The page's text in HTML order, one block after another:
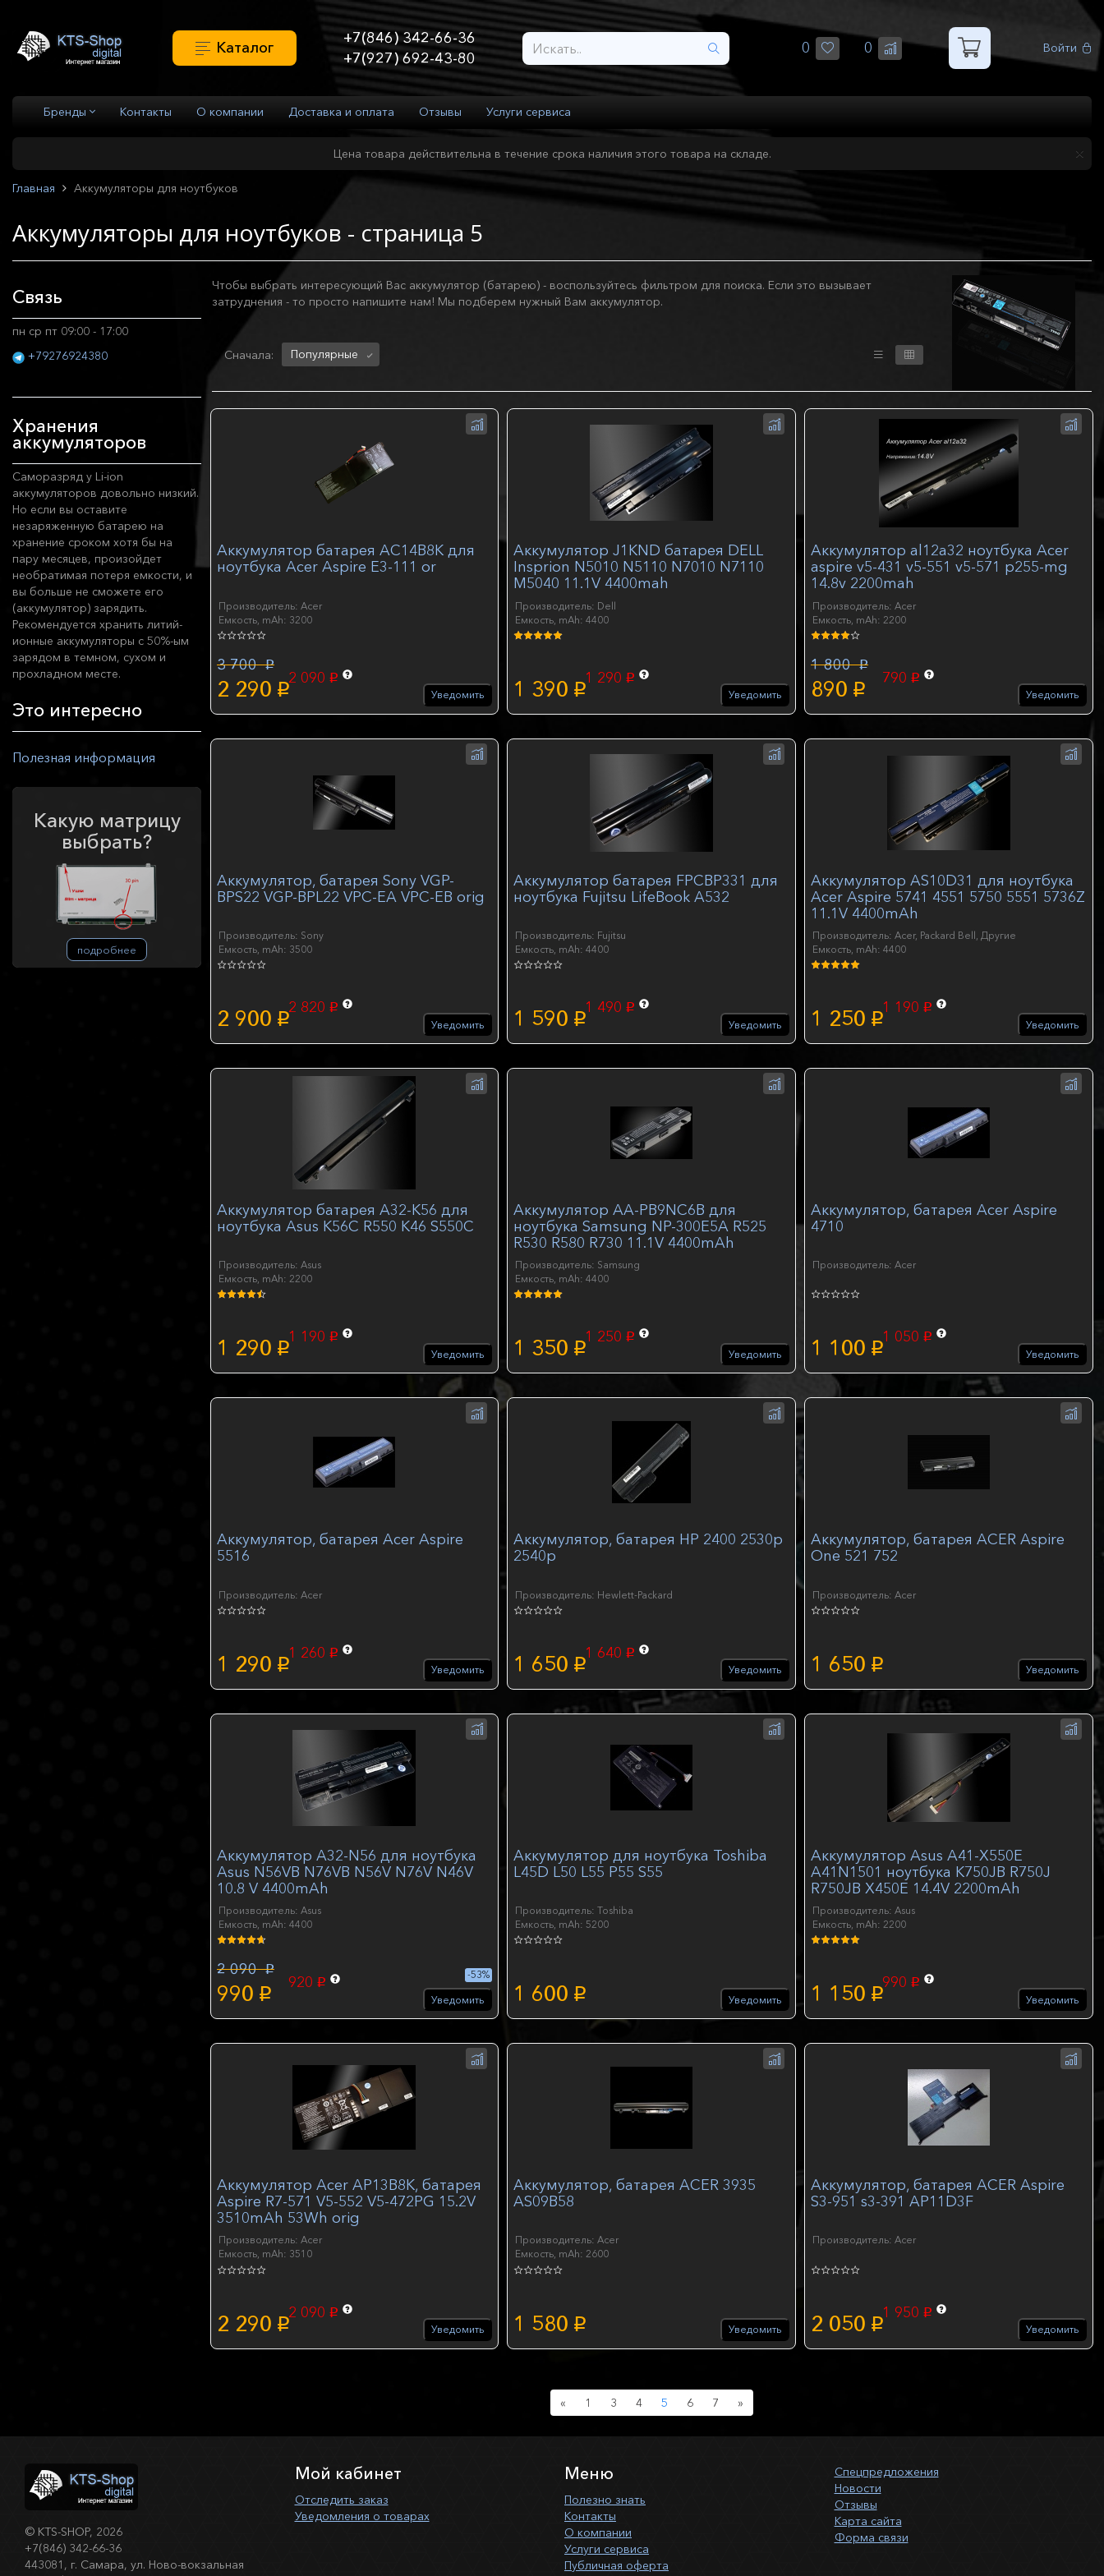
Каталог
+7(846) 342-66-36
+7(927) 692-43-80
0 0 Войти
Бренды Контакты О компании Доставка и оплата Отзывы Услуги сервиса
Цена товара действительна в течение срока наличия этого товара на складе.
Главная Аккумуляторы для ноутбуков
Аккумуляторы для ноутбуков - страница 5
Связь
пн ср пт 09:00 - 17:00
+79276924380
Хранения
аккумуляторов
Саморазряд у Li-ion
аккумуляторов довольно низкий.
Но если вы оставите
незаряженную батарею на
хранение сроком хотя бы на
пару месяцев, произойдет
необратимая потеря емкости, и
вы больше не сможете его
(аккумулятор) зарядить.
Рекомендуется хранить литий-
ионные аккумуляторы с 50%-ым
зарядом в темном, сухом и
прохладном месте.
Это интересно
Полезная информация
Какую матрицу
выбрать?
подробнее
Чтобы выбрать интересующий Вас аккумулятор (батарею) - воспользуйтесь фильтром для поиска. Если это вызывает
затруднения - то просто напишите нам! Мы подберем нужный Вам аккумулятор.
Сначала: Популярные
Аккумулятор батарея AC14B8K для
ноутбука Acer Aspire E3-111 or
Производитель: Acer
Емкость, mAh: 3200
3 700 p
2 290 p
2 090 p
Уведомить
Аккумулятор J1KND батарея DELL
Insprion N5010 N5110 N7010 N7110
M5040 11.1V 4400mah
Производитель: Dell
Емкость, mAh: 4400
1 390 p
1 290 p
Уведомить
Аккумулятор al12a32 ноутбука Acer
aspire v5-431 v5-551 v5-571 p255-mg
14.8v 2200mah
Производитель: Acer
Емкость, mAh: 2200
1 800 p
890 p
790 p
Уведомить
Аккумулятор, батарея Sony VGP-
BPS22 VGP-BPL22 VPC-EA VPC-EB orig
Производитель: Sony
Емкость, mAh: 3500
2 900 p
2 820 p
Уведомить
Аккумулятор батарея FPCBP331 для
ноутбука Fujitsu LifeBook A532
Производитель: Fujitsu
Емкость, mAh: 4400
1 590 p
1 490 p
Уведомить
Аккумулятор AS10D31 для ноутбука
Acer Aspire 5741 4551 5750 5551 5736Z
11.1V 4400mAh
Производитель: Acer, Packard Bell, Другие
Емкость, mAh: 4400
1 250 p
1 190 p
Уведомить
Аккумулятор батарея A32-K56 для
ноутбука Asus K56C R550 K46 S550C
Производитель: Asus
Емкость, mAh: 2200
1 290 p
1 190 p
Уведомить
Аккумулятор AA-PB9NC6B для
ноутбука Samsung NP-300E5A R525
R530 R580 R730 11.1V 4400mAh
Производитель: Samsung
Емкость, mAh: 4400
1 350 p
1 250 p
Уведомить
Аккумулятор, батарея Acer Aspire
4710
Производитель: Acer
1 100 p
1 050 p
Уведомить
Аккумулятор, батарея Acer Aspire
5516
Производитель: Acer
1 290 p
1 260 p
Уведомить
Аккумулятор, батарея HP 2400 2530p
2540p
Производитель: Hewlett-Packard
1 650 p
1 640 p
Уведомить
Аккумулятор, батарея ACER Aspire
One 521 752
Производитель: Acer
1 650 p Уведомить
Аккумулятор A32-N56 для ноутбука
Asus N56VB N76VB N56V N76V N46V
10.8 V 4400mAh
Производитель: Asus
Емкость, mAh: 4400
2 090 p
990 p
920 p
-53%
Уведомить
Аккумулятор для ноутбука Toshiba
L45D L50 L55 P55 S55
Производитель: Toshiba
Емкость, mAh: 5200
1 600 p Уведомить
Аккумулятор Asus A41-X550E
A41N1501 ноутбука K750JB R750J
R750JB X450E 14.4V 2200mAh
Производитель: Asus
Емкость, mAh: 2200
1 150 p
990 p
Уведомить
Аккумулятор Acer AP13B8K, батарея
Aspire R7-571 V5-552 V5-472PG 15.2V
3510mAh 53Wh orig
Производитель: Acer
Емкость, mAh: 3510
2 290 p
2 090 p
Уведомить
Аккумулятор, батарея ACER 3935
AS09B58
Производитель: Acer
Емкость, mAh: 2600
1 580 p Уведомить
Аккумулятор, батарея ACER Aspire
S3-951 s3-391 AP11D3F
Производитель: Acer
2 050 p
1 950 p
Уведомить
«Previous
1 3 4 5 6 7 »Next
© KTS-SHOP, 2026
+7(846) 342-66-36
443081, г. Самара, ул. Ново-вокзальная
Мой кабинет
Отследить заказ
Уведомления о товарах
Меню
Полезно знать
Контакты
О компании
Услуги сервиса
Публичная оферта
Спецпредложения
Новости
Отзывы
Карта сайта
Форма связи